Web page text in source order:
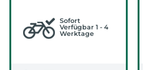
Sofort
Verfügbar 1 - 4
Werktage